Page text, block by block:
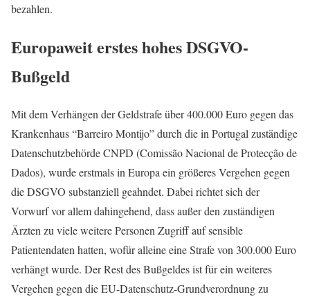
bezahlen.
Europaweit erstes hohes DSGVO-
Bußgeld
Mit dem Verhängen der Geldstrafe über 400.000 Euro gegen das
Krankenhaus “Barreiro Montijo” durch die in Portugal zuständige
Datenschutzbehörde CNPD (Comissão Nacional de Protecção de
Dados), wurde erstmals in Europa ein größeres Vergehen gegen
die DSGVO substanziell geahndet. Dabei richtet sich der
Vorwurf vor allem dahingehend, dass außer den zuständigen
Ärzten zu viele weitere Personen Zugriff auf sensible
Patientendaten hatten, wofür alleine eine Strafe von 300.000 Euro
verhängt wurde. Der Rest des Bußgeldes ist für ein weiteres
Vergehen gegen die EU-Datenschutz-Grundverordnung zu